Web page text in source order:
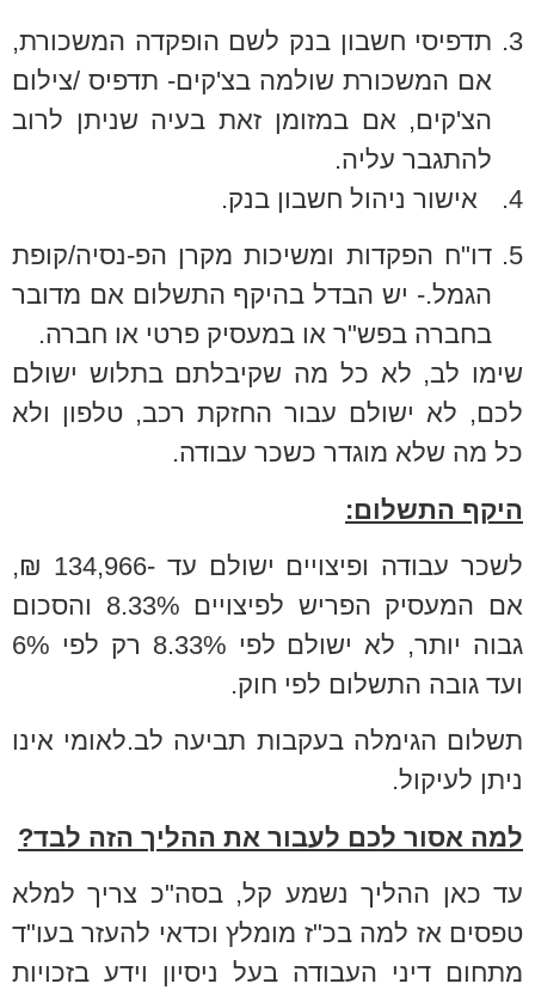
3.
תדפיסי חשבון בנק לשם הופקדה המשכורת,
אם המשכורת שולמה בצ'קים- תדפיס /צילום
הצ'קים, אם במזומן זאת בעיה שניתן לרוב
להתגבר עליה.
4.
אישור ניהול חשבון בנק.
5.
דו"ח הפקדות ומשיכות מקרן הפ-נסיה/קופת
הגמל.- יש הבדל בהיקף התשלום אם מדובר
בחברה בפש"ר או במעסיק פרטי או חברה.
שימו לב, לא כל מה שקיבלתם בתלוש ישולם
לכם, לא ישולם עבור החזקת רכב, טלפון ולא
כל מה שלא מוגדר כשכר עבודה.
היקף התשלום:
לשכר עבודה ופיצויים ישולם עד -134,966 ₪,
אם המעסיק הפריש לפיצויים 8.33% והסכום
גבוה יותר, לא ישולם לפי 8.33% רק לפי 6%
ועד גובה התשלום לפי חוק.
תשלום הגימלה בעקבות תביעה לב.לאומי אינו
ניתן לעיקול.
למה אסור לכם לעבור את ההליך הזה לבד?
עד כאן ההליך נשמע קל, בסה"כ צריך למלא
טפסים אז למה בכ"ז מומלץ וכדאי להעזר בעו"ד
מתחום דיני העבודה בעל ניסיון וידע בזכויות